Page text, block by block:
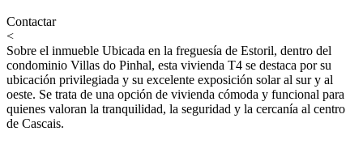
Contactar
<
Sobre el inmueble Ubicada en la freguesía de Estoril, dentro del
condominio Villas do Pinhal, esta vivienda T4 se destaca por su
ubicación privilegiada y su excelente exposición solar al sur y al
oeste. Se trata de una opción de vivienda cómoda y funcional para
quienes valoran la tranquilidad, la seguridad y la cercanía al centro
de Cascais.